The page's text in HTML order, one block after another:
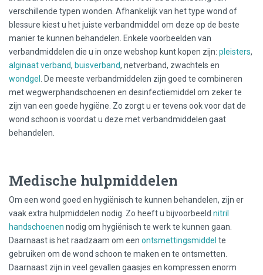
verschillende typen wonden. Afhankelijk van het type wond of
blessure kiest u het juiste verbandmiddel om deze op de beste
manier te kunnen behandelen. Enkele voorbeelden van
verbandmiddelen die u in onze webshop kunt kopen zijn: pleisters,
alginaat verband, buisverband, netverband, zwachtels en
wondgel
. De meeste verbandmiddelen zijn goed te combineren
met wegwerphandschoenen en desinfectiemiddel om zeker te
zijn van een goede hygiëne. Zo zorgt u er tevens ook voor dat de
wond schoon is voordat u deze met verbandmiddelen gaat
behandelen.
Medische hulpmiddelen
Om een wond goed en hygiënisch te kunnen behandelen, zijn er
vaak extra hulpmiddelen nodig. Zo heeft u bijvoorbeeld nitril
handschoenen nodig om hygiënisch te werk te kunnen gaan.
Daarnaast is het raadzaam om een ontsmettingsmiddel te
gebruiken om de wond schoon te maken en te ontsmetten.
Daarnaast zijn in veel gevallen gaasjes en kompressen enorm